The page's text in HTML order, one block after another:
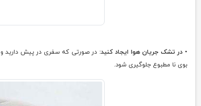
• در تشک جریان هوا ایجاد کنید: در صورتی که سفری در پیش دارید و
بوی نا مطبوع جلوگیری شود.